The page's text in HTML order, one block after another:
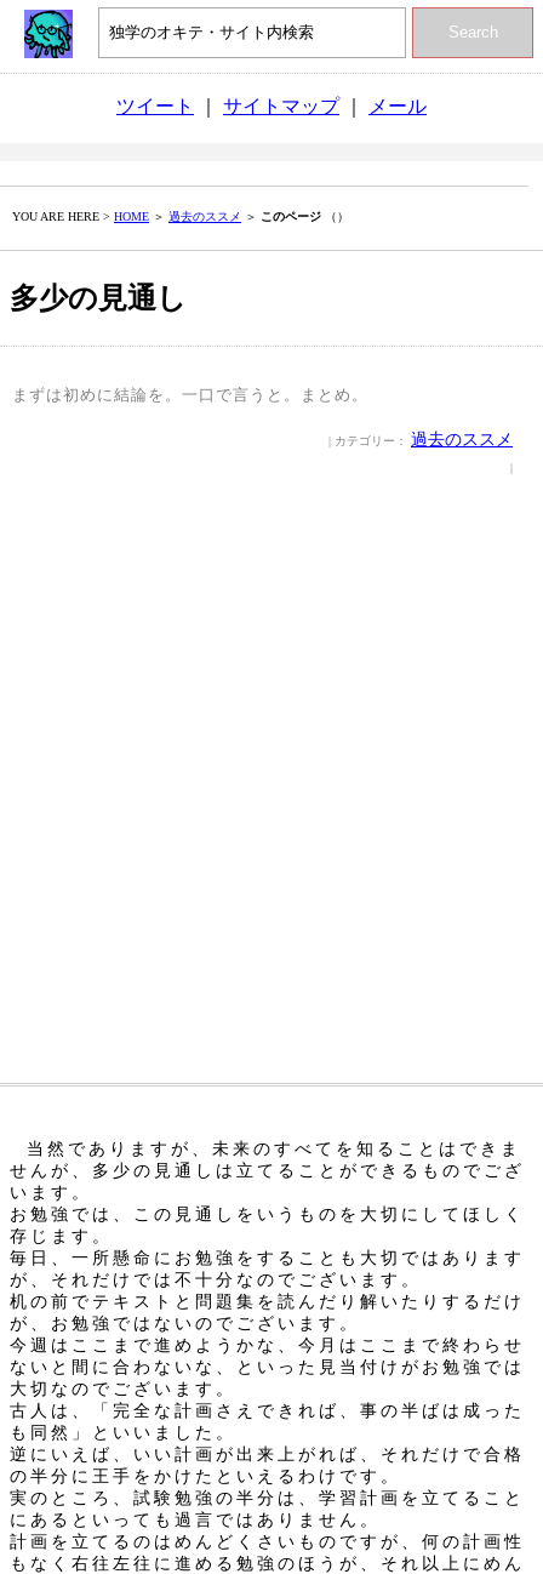
Search
ツイート サイトマップ｜ メール
YOU ARE HERE > HOME ＞ 過去のススメ ＞ このページ （）
多少の見通し
まずは初めに結論を。一口で言うと。まとめ。
| カテゴリー： 過去のススメ
|
当然でありますが、未来のすべてを知ることはできま
せんが、多少の見通しは立てることができるものでござ
います。
お勉強では、この見通しをいうものを大切にしてほしく
存じます。
毎日、一所懸命にお勉強をすることも大切ではあります
が、それだけでは不十分なのでございます。
机の前でテキストと問題集を読んだり解いたりするだけ
が、お勉強ではないのでございます。
今週はここまで進めようかな、今月はここまで終わらせ
ないと間に合わないな、といった見当付けがお勉強では
大切なのでございます。
古人は、「完全な計画さえできれば、事の半ばは成った
も同然」といいました。
逆にいえば、いい計画が出来上がれば、それだけで合格
の半分に王手をかけたといえるわけです。
実のところ、試験勉強の半分は、学習計画を立てること
にあるといっても過言ではありません。
計画を立てるのはめんどくさいものですが、何の計画性
もなく右往左往に進める勉強のほうが、それ以上にめん